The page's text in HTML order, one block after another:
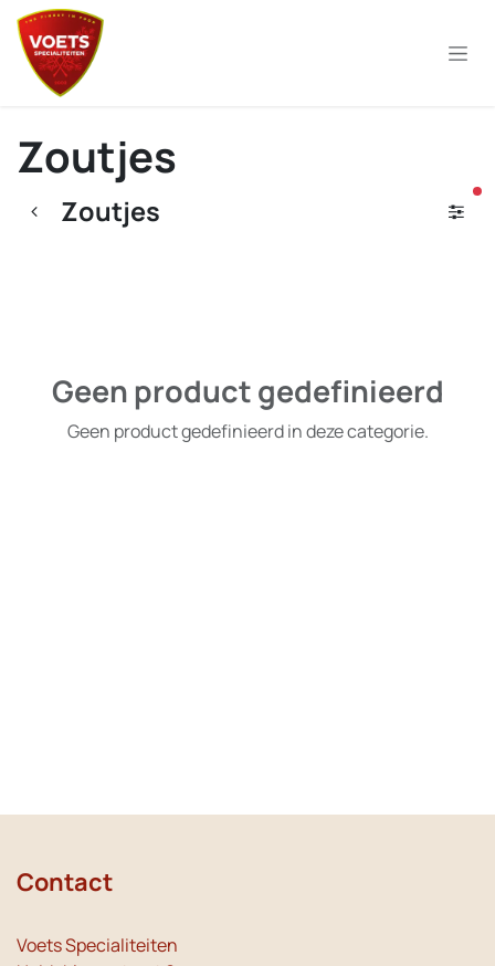
Overslaan naar inhoud
Zoutjes
Zoutjes
Geen product gedefinieerd
Geen product gedefinieerd in deze categorie.
Contact
Voets Specialiteiten